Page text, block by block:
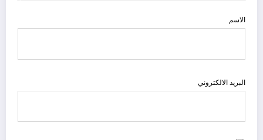
الاسم
البريد الالكتروني